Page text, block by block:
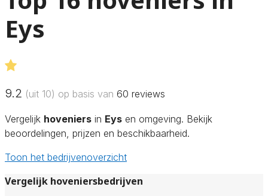
Eys
9.2 (uit 10) op basis van 60 reviews
Vergelijk hoveniers in Eys en omgeving. Bekijk
beoordelingen, prijzen en beschikbaarheid.
Toon het bedrijvenoverzicht
Vergelijk hoveniersbedrijven